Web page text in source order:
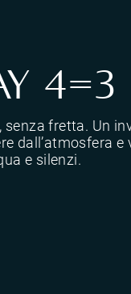
4=3
senza fretta. Un
dall’atmosfera e
e silenzi.